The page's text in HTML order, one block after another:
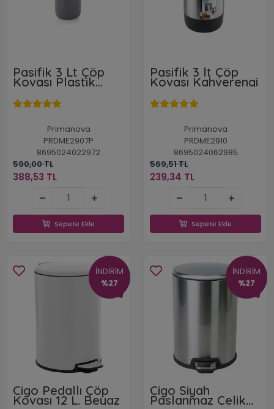
Pasifik 3 Lt Çöp
Kovası Plastik
Kapaklı Gri
Primanova
PRDME2907P
8695024022972
590,00 TL
388,53 TL
Sepete Ekle
Pasifik 3 lt Çöp
Kovası Kahverengi
Primanova
PRDME2910
8695024062985
569,51 TL
239,34 TL
Sepete Ekle
İNDİRİM
%27
Cigo Pedallı Çöp
Kovası 12 L. Beyaz
İNDİRİM
%27
Cigo Siyah
Paslanmaz Çelik